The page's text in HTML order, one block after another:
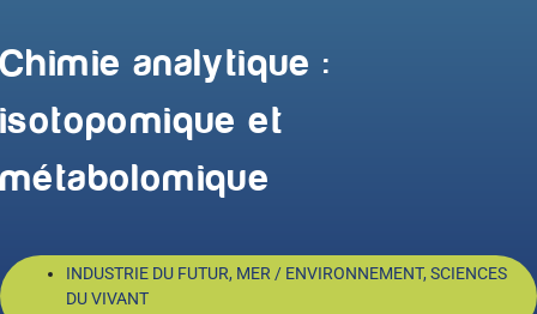
Chimie analytique :
isotopomique et
métabolomique
INDUSTRIE DU FUTUR, MER / ENVIRONNEMENT, SCIENCES
DU VIVANT